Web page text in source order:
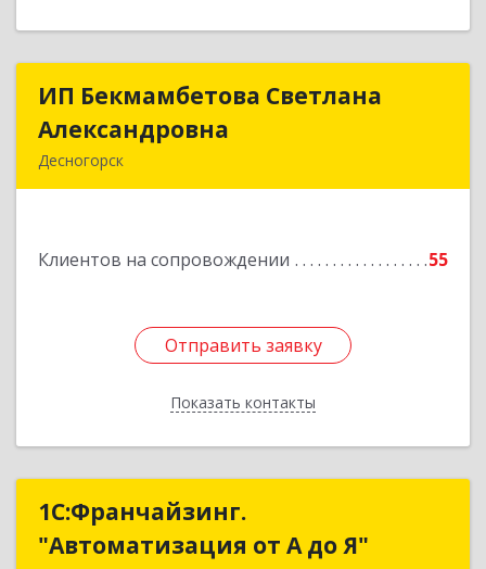
ИП Бекмамбетова Светлана
Александровна
Десногорск
Клиентов на сопровождении 55
Отправить заявку
Показать контакты
ИП Бекмамбетова Светлана
Подробнее
Отправить заявку
Назад
1С:Франчайзинг.
"Автоматизация от А до Я"
1С:Франчайзинг.
"Автоматизация от А до Я"